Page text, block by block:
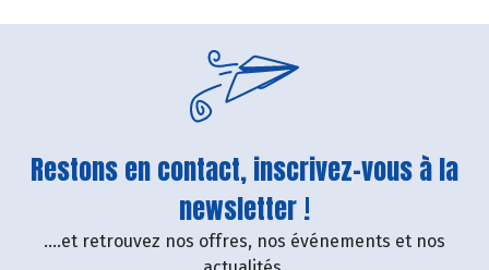
Restons en contact, inscrivez-vous à la
newsletter !
....et retrouvez nos offres, nos événements et nos